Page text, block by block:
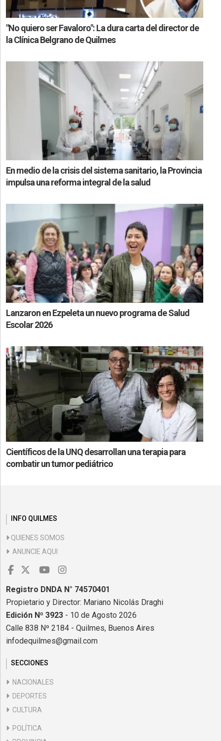
"No quiero ser Favaloro": La dura carta del director de
la Clínica Belgrano de Quilmes
En medio de la crisis del sistema sanitario, la Provincia
impulsa una reforma integral de la salud
Lanzaron en Ezpeleta un nuevo programa de Salud
Escolar 2026
Científicos de la UNQ desarrollan una terapia para
combatir un tumor pediátrico
INFO QUILMES
QUIENES SOMOS
ANUNCIE AQUI
Registro DNDA N° 74570401
Propietario y Director: Mariano Nicolás Draghi
Edición Nº 3923 - 10 de Agosto 2026
Calle 838 Nº 2184 - Quilmes, Buenos Aires
infodequilmes@gmail.com
SECCIONES
NACIONALES
DEPORTES
CULTURA
POLÍTICA